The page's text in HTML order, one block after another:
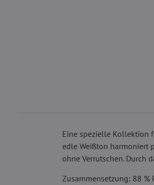
Eine spezielle Kollektion
edle Weißton harmoniert
ohne Verrutschen. Durch
Zusammensetzung: 88 %